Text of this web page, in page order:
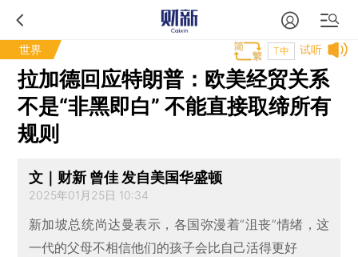
世界 试听
T中
拉加德回应特朗普：欧美经贸关系
不是“非黑即白” 不能直接取缔所有
规则
文｜财新 曾佳 发自美国华盛顿
2025年01月25日 10:34
新加坡总统尚达曼表示，各国弥漫着“沮丧”情绪，这
一代的父母不相信他们的孩子会比自己活得更好